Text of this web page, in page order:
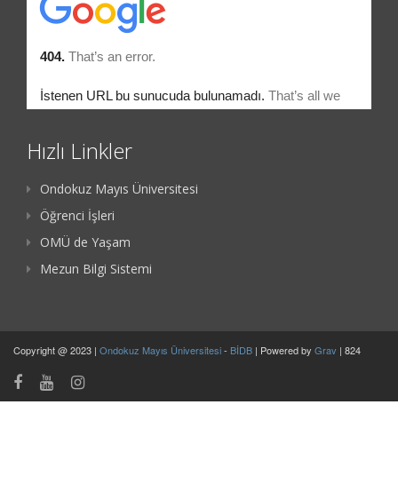
Hızlı Linkler
Ondokuz Mayıs Üniversitesi
Öğrenci İşleri
OMÜ de Yaşam
Mezun Bilgi Sistemi
Copyright @ 2023 | Ondokuz Mayıs Üniversitesi- BİDB | Powered by Grav | 824